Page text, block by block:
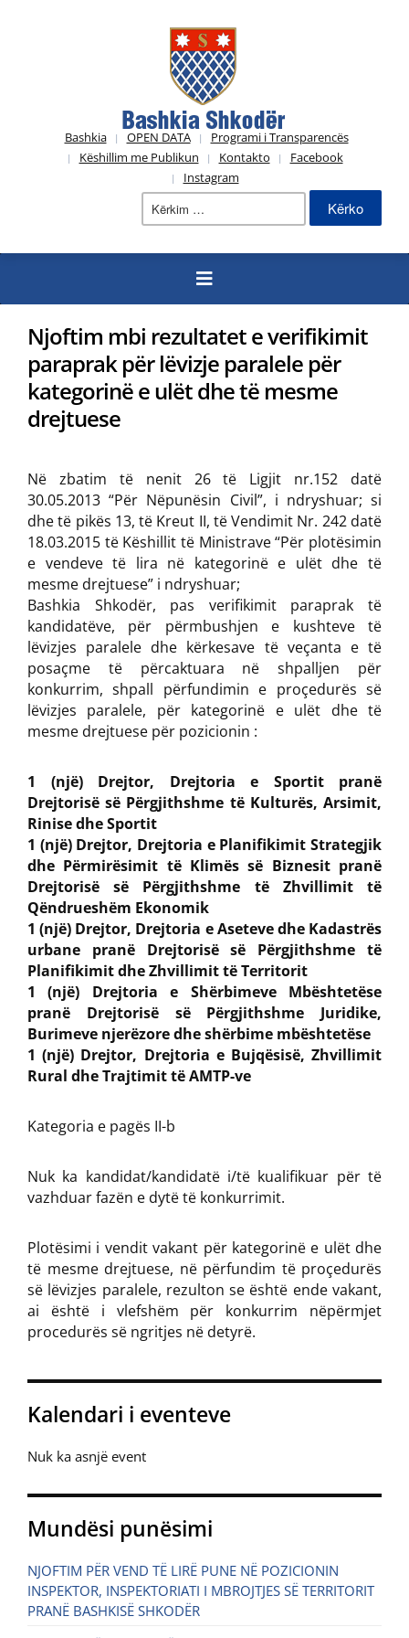
Bashkia OPEN DATA
Programi i Transparencës
Këshillim me Publikun
Kontakto
Facebook
Instagram
Kërko
Njoftim mbi rezultatet e verifikimit
paraprak për lëvizje paralele për
kategorinë e ulët dhe të mesme
drejtuese
Në zbatim të nenit 26 të Ligjit nr.152 datë
30.05.2013 “Për Nëpunësin Civil”, i ndryshuar; si
dhe të pikës 13, të Kreut II, të Vendimit Nr. 242 datë
18.03.2015 të Këshillit të Ministrave “Për plotësimin
e vendeve të lira në kategorinë e ulët dhe të
mesme drejtuese” i ndryshuar;
Bashkia Shkodër, pas verifikimit paraprak të
kandidatëve, për përmbushjen e kushteve të
lëvizjes paralele dhe kërkesave të veçanta e të
posaçme të përcaktuara në shpalljen për
konkurrim, shpall përfundimin e proçedurës së
lëvizjes paralele, për kategorinë e ulët dhe të
mesme drejtuese për pozicionin :
1 (një) Drejtor, Drejtoria e Sportit pranë
Drejtorisë së Përgjithshme të Kulturës, Arsimit,
Rinise dhe Sportit
1 (një) Drejtor, Drejtoria e Planifikimit Strategjik
dhe Përmirësimit të Klimës së Biznesit pranë
Drejtorisë së Përgjithshme të Zhvillimit të
Qëndrueshëm Ekonomik
1 (një) Drejtor, Drejtoria e Aseteve dhe Kadastrës
urbane pranë Drejtorisë së Përgjithshme të
Planifikimit dhe Zhvillimit të Territorit
1 (një) Drejtoria e Shërbimeve Mbështetëse
pranë Drejtorisë së Përgjithshme Juridike,
Burimeve njerëzore dhe shërbime mbështetëse
1 (një) Drejtor, Drejtoria e Bujqësisë, Zhvillimit
Rural dhe Trajtimit të AMTP-ve
Kategoria e pagës II-b
Nuk ka kandidat/kandidatë i/të kualifikuar për të
vazhduar fazën e dytë të konkurrimit.
Plotësimi i vendit vakant për kategorinë e ulët dhe
të mesme drejtuese, në përfundim të proçedurës
së lëvizjes paralele, rezulton se është ende vakant,
ai është i vlefshëm për konkurrim nëpërmjet
procedurës së ngritjes në detyrë.
Kalendari i eventeve
Nuk ka asnjë event
Mundësi punësimi
NJOFTIM PËR VEND TË LIRË PUNE NË POZICIONIN
INSPEKTOR, INSPEKTORIATI I MBROJTJES SË TERRITORIT
PRANË BASHKISË SHKODËR